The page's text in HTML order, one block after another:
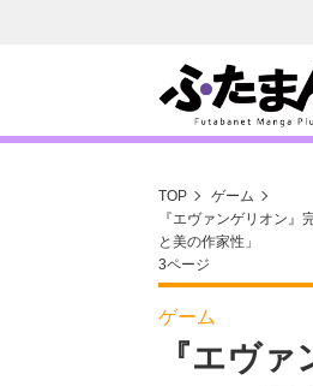
TOP
ゲーム
『エヴァンゲリオン
と美の作家性」
3ページ
ゲーム
『エヴ